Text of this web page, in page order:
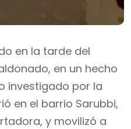
en la tarde del
en un hecho
investigado por la
en el barrio Sarubbi,
y movilizó a